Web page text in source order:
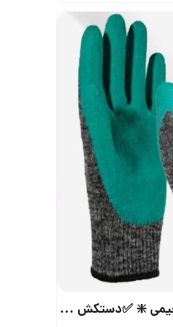
ضدبرش نفیس ✅ مدل221 کیفیت بالا (جهت